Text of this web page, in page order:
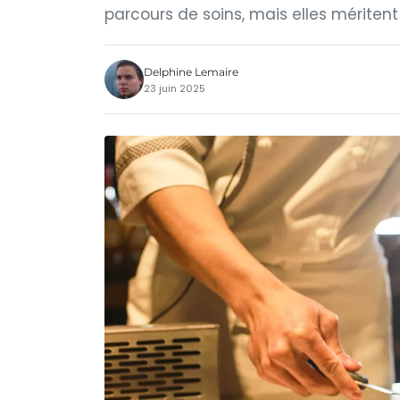
parcours de soins, mais elles
Delphine Lemaire
23 juin 2025